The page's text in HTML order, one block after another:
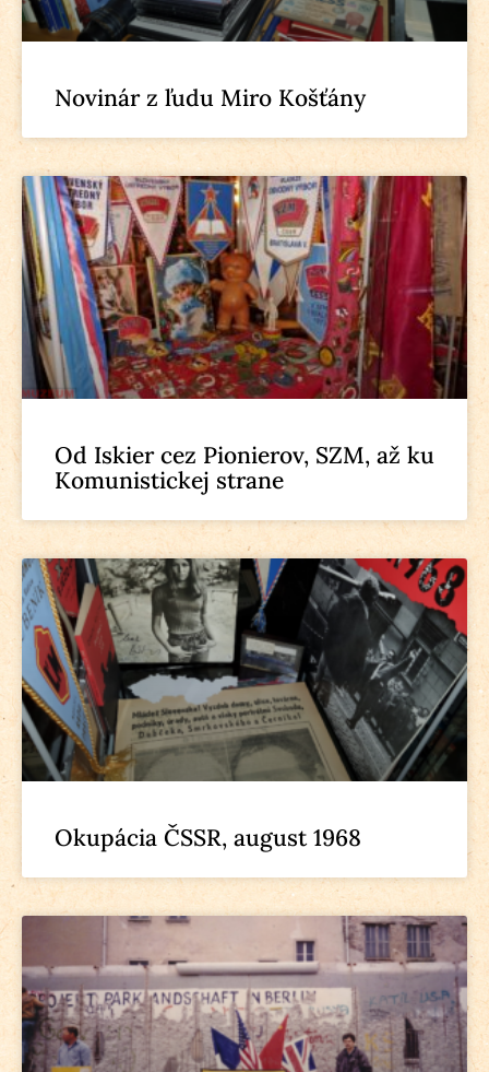
Novinár z ľudu Miro Košťány
Od Iskier cez Pionierov, SZM, až ku
Komunistickej strane
Okupácia ČSSR, august 1968